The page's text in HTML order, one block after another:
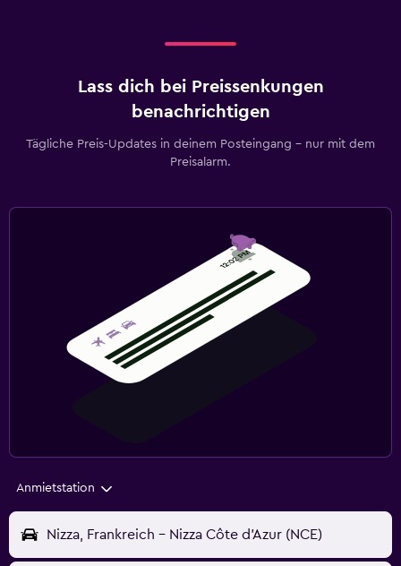
Lass dich bei Preissenkungen
benachrichtigen
Tägliche Preis-Updates in deinem Posteingang – nur mit dem
Preisalarm.
Anmietstation
Nizza, Frankreich - Nizza Côte d’Azur (NCE)